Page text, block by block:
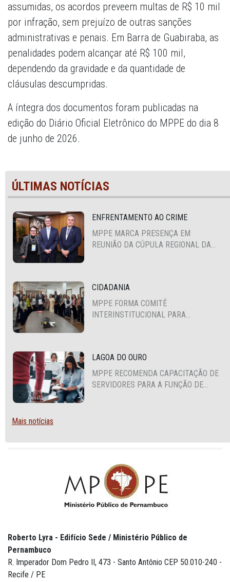
assumidas, os acordos preveem multas de R$ 10 mil
por infração, sem prejuízo de outras sanções
administrativas e penais. Em Barra de Guabiraba, as
penalidades podem alcançar até R$ 100 mil,
dependendo da gravidade e da quantidade de
cláusulas descumpridas.
A íntegra dos documentos foram publicadas na
edição do Diário Oficial Eletrônico do MPPE do dia 8
de junho de 2026.
ÚLTIMAS NOTÍCIAS
ENFRENTAMENTO AO CRIME
MPPE MARCA PRESENÇA EM
REUNIÃO DA CÚPULA REGIONAL DA
CIDADANIA
MPPE FORMA COMITÊ
INTERINSTITUCIONAL PARA
LAGOA DO OURO
MPPE RECOMENDA CAPACITAÇÃO DE
SERVIDORES PARA A FUNÇÃO DE
Mais notícias
Roberto Lyra - Edifício Sede / Ministério Público de
Pernambuco
R. Imperador Dom Pedro II, 473 - Santo Antônio CEP 50.010-240 -
Recife / PE